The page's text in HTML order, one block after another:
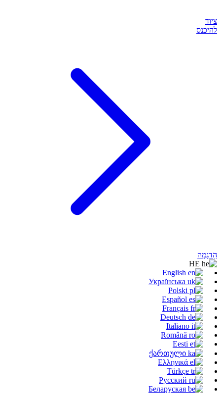
ציוד
להיכנס
הַדגָמָה
English
Українська
Polski
Español
Français
Deutsch
Italiano
Română
Eesti
ქართული
Ελληνικά
Türkçe
Русский
Беларуская